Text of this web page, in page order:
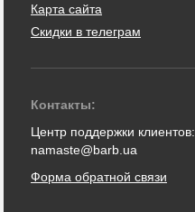
Карта сайта
Скидки в телеграм
Контакты:
Центр поддержки клиентов:
namaste@barb.ua
Форма обратной связи